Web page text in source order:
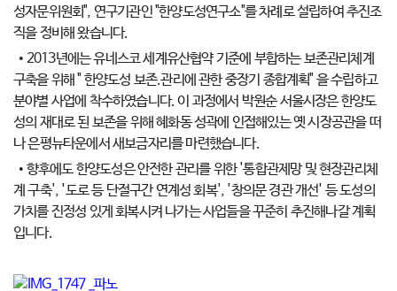
성자문위원회", 연구기관인 "한양도성연구소"를 차례로 설립하여 추진조
직을 정비해 왔습니다.
• 2013년에는 유네스코 세계유산협약 기준에 부합하는 보존관리체계
구축을 위해 " 한양도성 보존.관리에 관한 중장기 종합계획" 을 수립하고
분야별 사업에 착수하였습니다. 이 과정에서 박원순 서울시장은 한양도
성의 재대로 된 보존을 위해 혜화동 성곽에 인접해있는 옛 시장공관을 떠
나 은평뉴타운에서 새보금자리를 마련했습니다.
• 향후에도 한양도성은 안전한 관리를 위한 '통합관제망 및 현장관리체
계 구축', '도로 등 단절구간 연계성 회복', '창의문 경관 개선' 등 도성의
가치를 진정성 있게 회복시켜 나가는 사업들을 꾸준히 추진해나갈 계획
입니다.